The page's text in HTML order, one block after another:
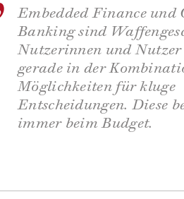
Embedded Finance und
Banking sind
Nutzerinnen und
gerade in der
Möglichkeiten für kluge
Entscheidungen. Diese
immer beim Budget.